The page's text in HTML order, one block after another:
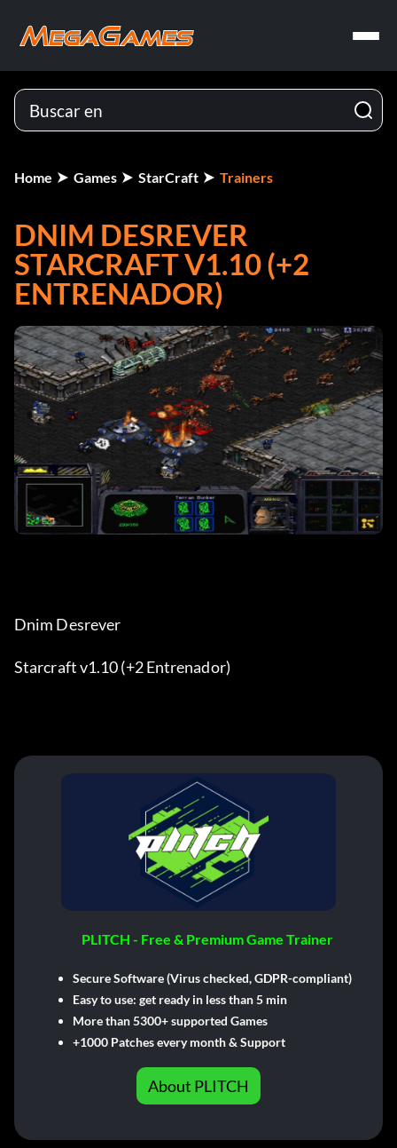
Home Games StarCraft Trainers
DNIM DESREVER
STARCRAFT V1.10 (+2
ENTRENADOR)
Dnim Desrever
Starcraft v1.10 (+2 Entrenador)
PLITCH - Free & Premium Game Trainer
Secure Software (Virus checked, GDPR-compliant)
Easy to use: get ready in less than 5 min
More than 5300+ supported Games
+1000 Patches every month & Support
About PLITCH